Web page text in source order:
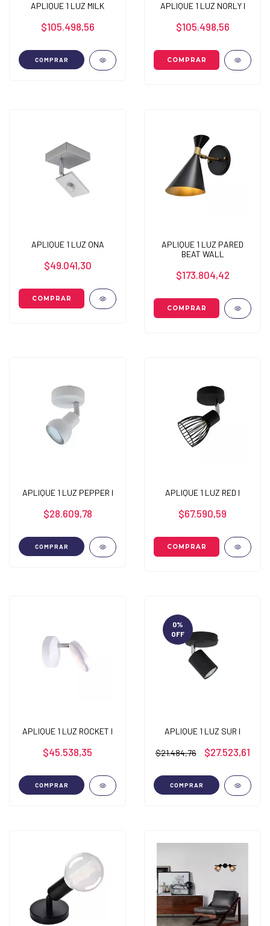
APLIQUE 1 LUZ MILK
$105.498,56
COMPRAR
APLIQUE 1 LUZ NORLY I
$105.498,56
APLIQUE 1 LUZ ONA
$49.041,30
APLIQUE 1 LUZ PARED
BEAT WALL
$173.804,42
APLIQUE 1 LUZ PEPPER I
$28.609,78
COMPRAR
APLIQUE 1 LUZ RED I
$67.590,59
APLIQUE 1 LUZ ROCKET I
$45.538,35
COMPRAR
0%
OFF
APLIQUE 1 LUZ SUR I
$21.484,76 $27.523,61
COMPRAR